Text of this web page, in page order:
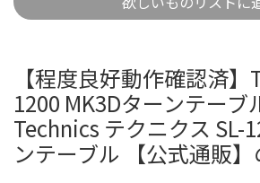
【程度良好動作確認済】
1200 MK3Dターンテーブ
Technics テクニクス SL-
ンテーブル 【公式通販